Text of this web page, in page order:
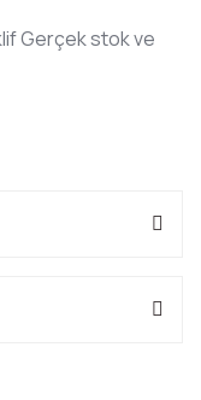
Gerçek stok ve